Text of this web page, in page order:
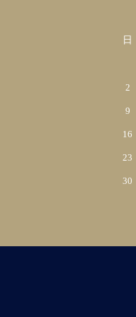
日
2
9
16
23
30